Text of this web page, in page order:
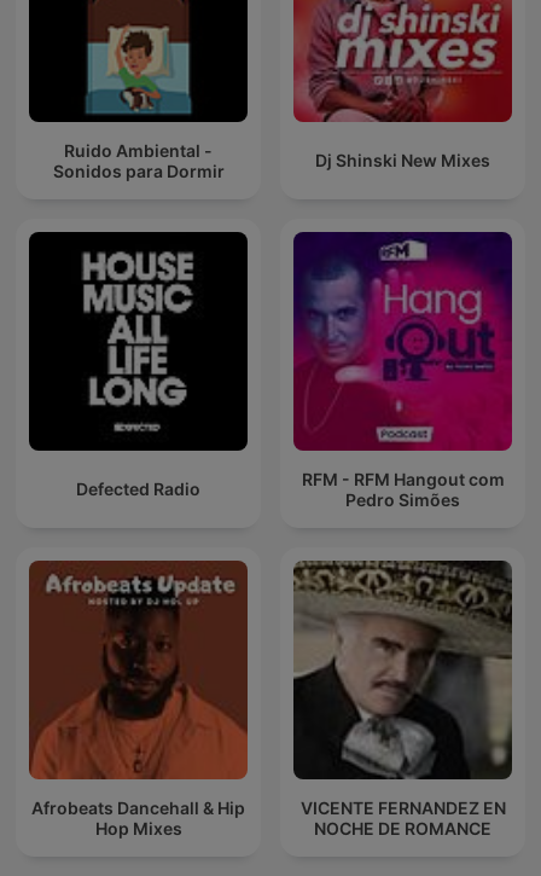
Ruido Ambiental -
Sonidos para Dormir
Dj Shinski New Mixes
Defected Radio
RFM - RFM Hangout com
Pedro Simões
Afrobeats Dancehall & Hip
Hop Mixes
VICENTE FERNANDEZ EN
NOCHE DE ROMANCE